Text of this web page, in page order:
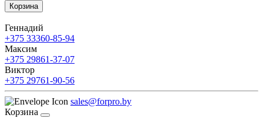
Корзина
Геннадий
+375 33360-85-94
Максим
+375 29861-37-07
Виктор
+375 29761-90-56
sales@forpro.by
Корзина